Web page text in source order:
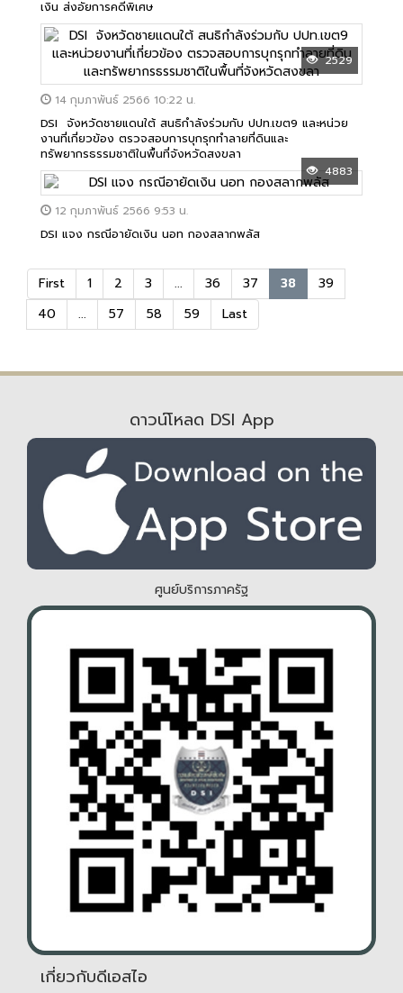
เงิน ส่งอัยการคดีพิเศษ
2529
14 กุมภาพันธ์ 2566 10:22 น.
DSI จังหวัดชายแดนใต้ สนธิกำลังร่วมกับ ปปท.เขต9 และหน่วย
งานที่เกี่ยวข้อง ตรวจสอบการบุกรุกทำลายที่ดินและ
ทรัพยากรธรรมชาติในพื้นที่จังหวัดสงขลา
4883
12 กุมภาพันธ์ 2566 9:53 น.
DSI แจง กรณีอายัดเงิน นอท กองสลากพลัส
First 1 2 3 ... 36 37 38
39
40
... 57 58 59 Last
ดาวน์โหลด DSI App
ศูนย์บริการภาครัฐ
เกี่ยวกับดีเอสไอ